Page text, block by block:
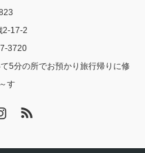
2-17-2
3720
5分の所でお預かり旅行帰りに修
す